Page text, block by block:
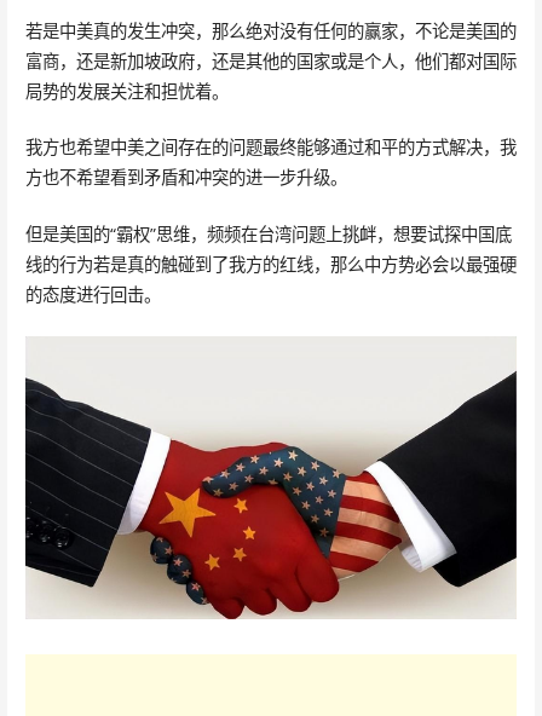
若是中美真的发生冲突，那么绝对没有任何的赢家，不论是美国的
富商，还是新加坡政府，还是其他的国家或是个人，他们都对国际
局势的发展关注和担忧着。
我方也希望中美之间存在的问题最终能够通过和平的方式解决，我
方也不希望看到矛盾和冲突的进一步升级。
但是美国的“霸权”思维，频频在台湾问题上挑衅，想要试探中国底
线的行为若是真的触碰到了我方的红线，那么中方势必会以最强硬
的态度进行回击。